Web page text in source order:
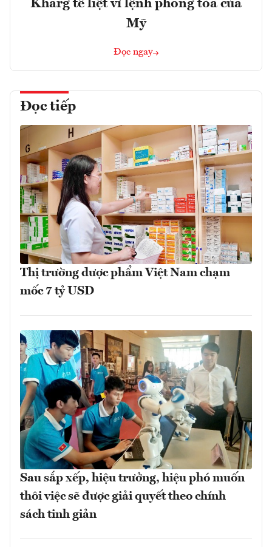
Kharg tê liệt vì lệnh phong tỏa của
Mỹ
Đọc ngay
Đọc tiếp
Thị trường dược phẩm Việt Nam chạm
mốc 7 tỷ USD
Sau sắp xếp, hiệu trưởng, hiệu phó muốn
thôi việc sẽ được giải quyết theo chính
sách tinh giản